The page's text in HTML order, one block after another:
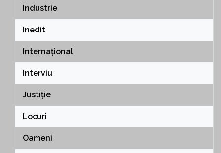
Industrie
Inedit
Internațional
Interviu
Justiție
Locuri
Oameni